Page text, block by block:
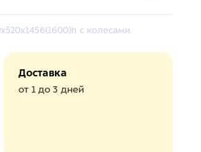
с колесами
Доставка
от 1 до 3 дней